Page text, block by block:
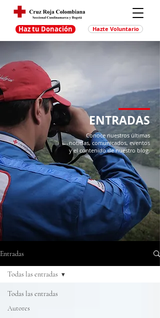
Haz tu Donación Hazte Voluntario
ENTRADAS
Conoce nuestros últimas
noticias, comunicados, eventos
y el contenido de nuestro blog.
Entradas
Todas las entradas
Autores
Todas las entradas